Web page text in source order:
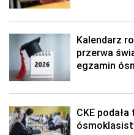
Kalendarz
przerwa
egzamin
CKE